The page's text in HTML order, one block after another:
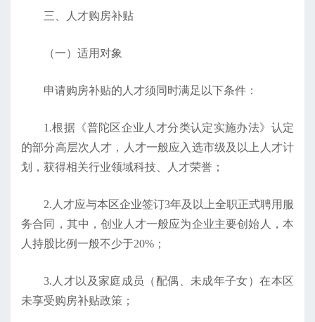
三、人才购房补贴
（一）适用对象
申请购房补贴的人才须同时满足以下条件：
1.根据《普陀区企业人才分类认定实施办法》认定
的部分高层次人才，人才一般应入选市级及以上人才计
划，获得相关行业领域科技、人才荣誉；
2.人才应与本区企业签订3年及以上全职正式聘用服
务合同，其中，创业人才一般应为企业主要创始人，本
人持股比例一般不少于20%；
3.人才以及家庭成员（配偶、未成年子女）在本区
未享受购房补贴政策；